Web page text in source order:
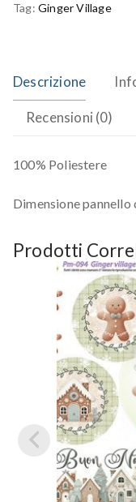
Tag: Ginger Village
Descrizione
Recensioni (0)
100% Poliestere
Dimensione pannello
Prodotti